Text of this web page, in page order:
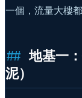
一個，流量大樓
地基一
泥）